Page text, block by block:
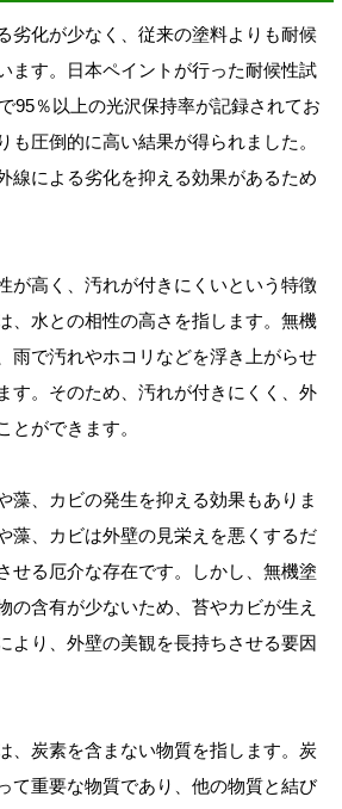
劣化が少なく、従来の塗料よりも耐候
ます。日本ペイントが行った耐候性試
95％以上の光沢保持率が記録されてお
も圧倒的に高い結果が得られました。
線による劣化を抑える効果があるため
が高く、汚れが付きにくいという特徴
、水との相性の高さを指します。無機
雨で汚れやホコリなどを浮き上がらせ
す。そのため、汚れが付きにくく、外
とができます。
藻、カビの発生を抑える効果もありま
藻、カビは外壁の見栄えを悪くするだ
せる厄介な存在です。しかし、無機塗
の含有が少ないため、苔やカビが生え
より、外壁の美観を長持ちさせる要因
、炭素を含まない物質を指します。炭
て重要な物質であり、他の物質と結び